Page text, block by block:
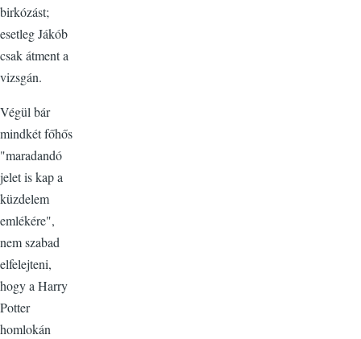
birkózást;
esetleg Jákób
csak átment a
vizsgán.
Végül bár
mindkét főhős
"maradandó
jelet is kap a
küzdelem
emlékére",
nem szabad
elfelejteni,
hogy a Harry
Potter
homlokán